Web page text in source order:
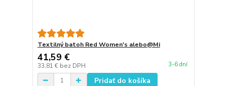
Textilný batoh Red Women's alebo@Mi
41,59 €
33,81 € bez DPH 3-6 dní
Pridať do košíka